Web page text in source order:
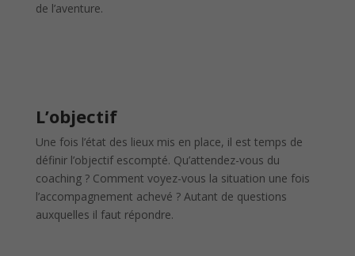
de l’aventure.
L’objectif
Une fois l’état des lieux mis en place, il est temps de
définir l’objectif escompté. Qu’attendez-vous du
coaching ? Comment voyez-vous la situation une fois
l’accompagnement achevé ? Autant de questions
auxquelles il faut répondre.